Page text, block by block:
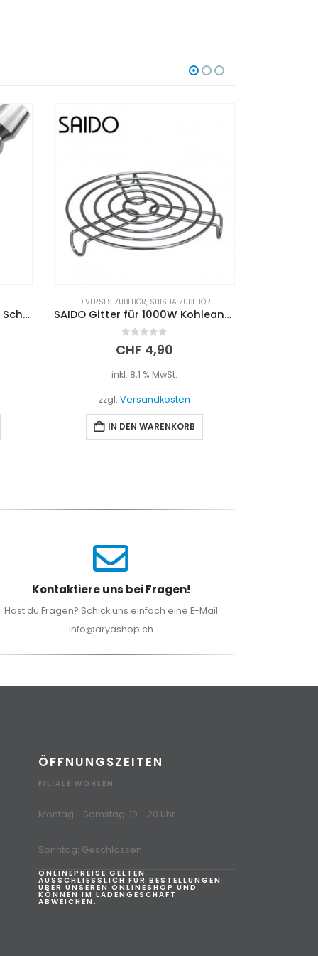
SAIDO Gitter für 1000W Kohleanzünder
SCHLÄUCHE,SHISHA ZUBEHÖR
Softtouch Silikonschlauch – Transparent
out of 5
CHF 9,90
inkl. 8,1 % MwSt.
zzgl. Versandkosten
IN DEN WARENKORB
Kontaktiere uns bei Fragen!
Hast du Fragen? Schick uns einfach eine E-Mail
info@aryashop.ch
ÖFFNUNGSZEITEN
FILIALE WOHLEN
Montag - Samstag: 10 - 20 Uhr
Sonntag: Geschlossen
ONLINEPREISE GELTEN
AUSSCHLIESSLICH FÜR BESTELLUNGEN
ÜBER UNSEREN ONLINESHOP UND
KÖNNEN IM LADENGESCHÄFT
ABWEICHEN.